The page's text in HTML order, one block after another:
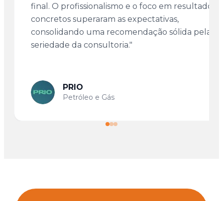
final. O profissionalismo e o foco em resultados
concretos superaram as expectativas,
consolidando uma recomendação sólida pela
seriedade da consultoria."
PRIO
Petróleo e Gás